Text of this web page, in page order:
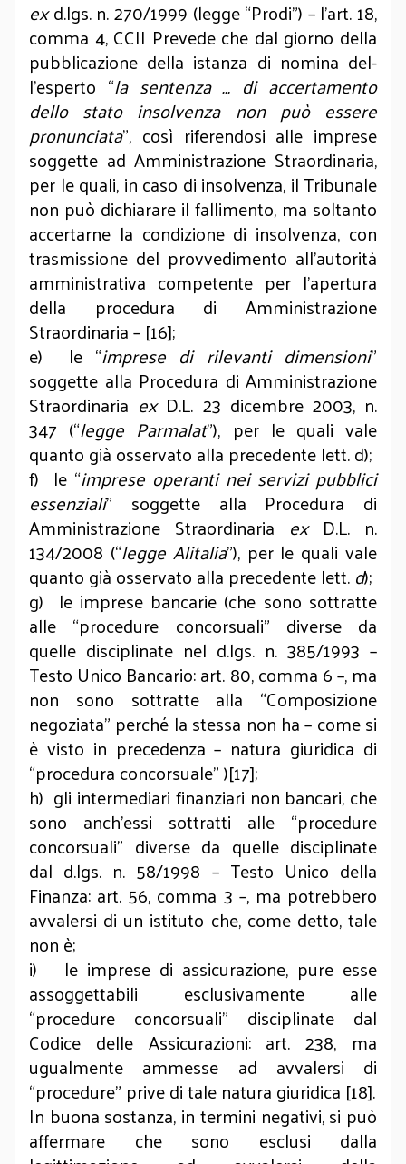
exd.lgs. n. 270/1999 (legge “Prodi”) – l’art. 18,
comma 4, CCII Prevede che dal giorno della
pubblicazione della istanza di nomina del­
l’esperto “la sentenza … di accertamento
dello stato insolvenza non può essere
pronunciata”, così riferendosi alle imprese
soggette ad Amministrazione Straordinaria,
per le quali, in caso di insolvenza, il Tribunale
non può dichiarare il fallimento, ma soltanto
accertarne la condizione di insolvenza, con
trasmissione del provvedimento all’autorità
amministrativa competente per l’apertura
della procedura di Amministrazione
Straordinaria – [16];
e) le “imprese di rilevanti dimensioni”
soggette alla Procedura di Amministrazione
Straordinaria exD.L. 23 dicembre 2003, n.
347 (“legge Parmalat”), per le quali vale
quanto già osservato alla precedente lett. d);
f) le “imprese operanti nei servizi pubblici
essenziali” soggette alla Procedura di
Amministrazione Straordinaria ex D.L. n.
134/2008 (“legge Alitalia”), per le quali vale
quanto già osservato alla precedente lett.d);
g) le imprese bancarie (che sono sottratte
alle “procedure concorsuali” diverse da
quelle disciplinate nel d.lgs. n. 385/1993 –
Testo Unico Bancario: art. 80, comma 6 –, ma
non sono sottratte alla “Composizione
negoziata” perché la stessa non ha – come si
è visto in precedenza – natura giuridica di
“procedura concorsuale” )[17];
h) gli intermediari finanziari non bancari, che
sono anch’essi sottratti alle “procedure
concorsuali” diverse da quelle disciplinate
dal d.lgs. n. 58/1998 – Testo Unico della
Finanza: art. 56, comma 3 –, ma potrebbero
avvalersi di un istituto che, come detto, tale
non è;
i) le imprese di assicurazione, pure esse
assoggettabili esclusivamente alle
“procedure concorsuali” disciplinate dal
Codice delle Assicurazioni: art. 238, ma
ugualmente ammesse ad avvalersi di
“procedure” prive di tale natura giuridica [18].
In buona sostanza, in termini negativi, si può
affermare che sono esclusi dalla